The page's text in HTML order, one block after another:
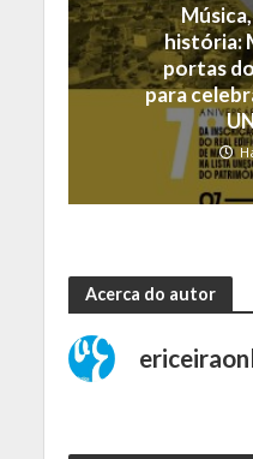
história:
portas
para
Acerca do autor